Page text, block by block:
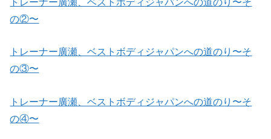
の②〜
トレーナー廣瀬、ベストボディジャパンへの道のり〜そ
の③〜
トレーナー廣瀬、ベストボディジャパンへの道のり〜そ
の④〜